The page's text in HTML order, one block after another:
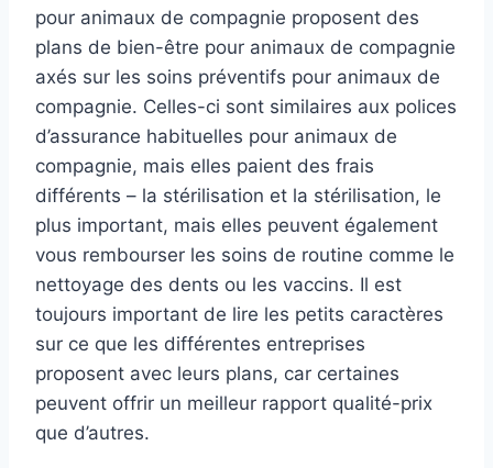
pour animaux de compagnie proposent des
plans de bien-être pour animaux de compagnie
axés sur les soins préventifs pour animaux de
compagnie. Celles-ci sont similaires aux polices
d’assurance habituelles pour animaux de
compagnie, mais elles paient des frais
différents – la stérilisation et la stérilisation, le
plus important, mais elles peuvent également
vous rembourser les soins de routine comme le
nettoyage des dents ou les vaccins. Il est
toujours important de lire les petits caractères
sur ce que les différentes entreprises
proposent avec leurs plans, car certaines
peuvent offrir un meilleur rapport qualité-prix
que d’autres.